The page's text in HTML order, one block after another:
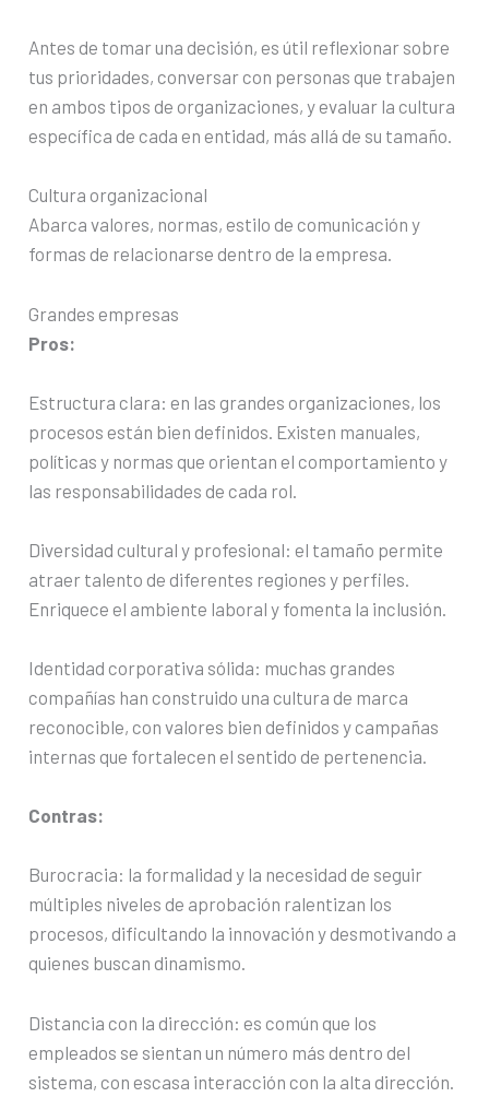
Antes de tomar una decisión, es útil reflexionar sobre
tus prioridades, conversar con personas que trabajen
en ambos tipos de organizaciones, y evaluar la cultura
específica de cada en entidad, más allá de su tamaño.
Cultura organizacional
Abarca valores, normas, estilo de comunicación y
formas de relacionarse dentro de la empresa.
Grandes empresas
Pros:
Estructura clara: en las grandes organizaciones, los
procesos están bien definidos. Existen manuales,
políticas y normas que orientan el comportamiento y
las responsabilidades de cada rol.
Diversidad cultural y profesional: el tamaño permite
atraer talento de diferentes regiones y perfiles.
Enriquece el ambiente laboral y fomenta la inclusión.
Identidad corporativa sólida: muchas grandes
compañías han construido una cultura de marca
reconocible, con valores bien definidos y campañas
internas que fortalecen el sentido de pertenencia.
Contras:
Burocracia: la formalidad y la necesidad de seguir
múltiples niveles de aprobación ralentizan los
procesos, dificultando la innovación y desmotivando a
quienes buscan dinamismo.
Distancia con la dirección: es común que los
empleados se sientan un número más dentro del
sistema, con escasa interacción con la alta dirección.